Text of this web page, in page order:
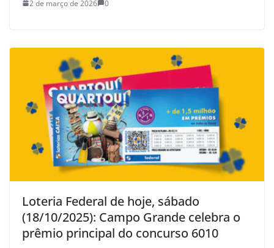
2 de março de 2026 0
Loteria Federal de hoje, sábado
(18/10/2025): Campo Grande celebra o
prêmio principal do concurso 6010